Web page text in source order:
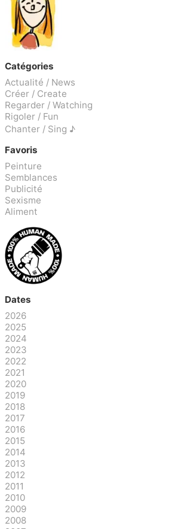
Catégories
Actualité / News
Créer / Create
Regarder / Watching
Rigoler / Fun
Chanter / Sing ♪
Favoris
Peinture
Semblances
Publicité
Sexisme
Aliment
Dates
2026
2025
2024
2023
2022
2021
2020
2019
2018
2017
2016
2015
2014
2013
2012
2011
2010
2009
2008